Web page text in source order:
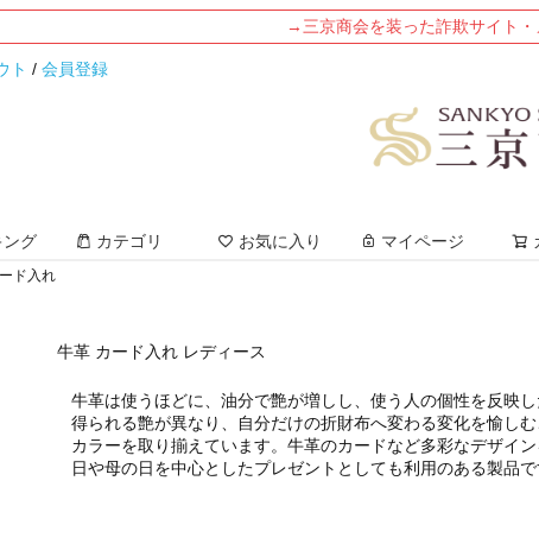
→三京商会を装った詐欺サイト
ト / 会員登録
ング カテゴリ お気に入り マイページ
ド入れ
牛革 カード入れ レディース
牛革は使うほどに、油分で艶が増しし、使う人の個性を反映
得られる艶が異なり、自分だけの折財布へ変わる変化を愉し
カラーを取り揃えています。牛革のカードなど多彩なデザイ
日や母の日を中心としたプレゼントとしても利用のある製品で